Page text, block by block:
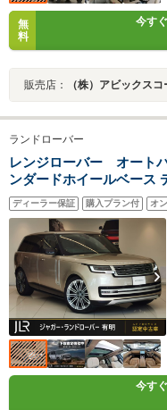
無
料
今す
販売店： （株）アビックスコー
ランドローバー
レンジローバー オート
ンダードホイールベース
茶革 サンルーフ シート
プ フロントシートマッサ
クリアサイトインテリア
ソール急速クーラーBOX
ディーラー保証 購入プラン付 オ
今す